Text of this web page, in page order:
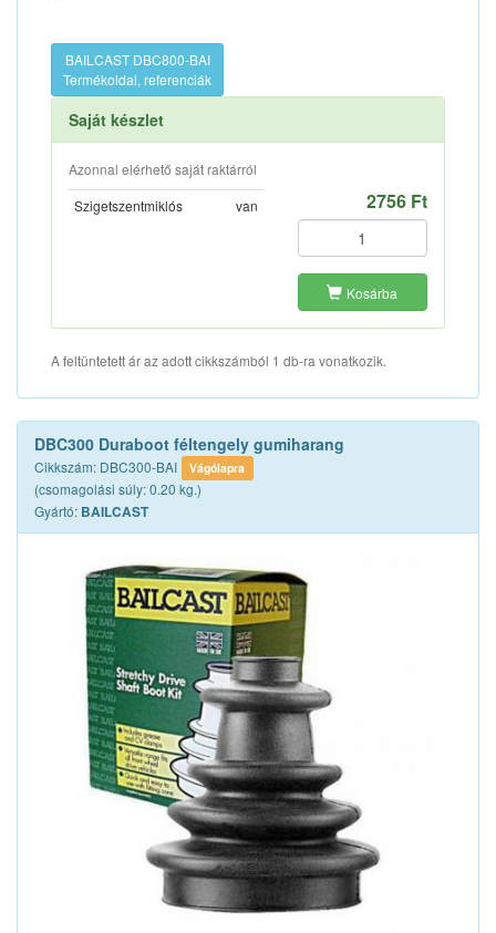
BAILCAST DBC800-BAI
Termékoldal, referenciák
Saját készlet
Azonnal elérhető saját raktárról
Szigetszentmiklós
van 2756 Ft
Kosárba
A feltüntetett ár az adott cikkszámból 1 db-ra vonatkozik.
DBC300 Duraboot féltengely gumiharang
Cikkszám: DBC300-BAI Vágólapra
(csomagolási súly: 0.20 kg.)
Gyártó: BAILCAST